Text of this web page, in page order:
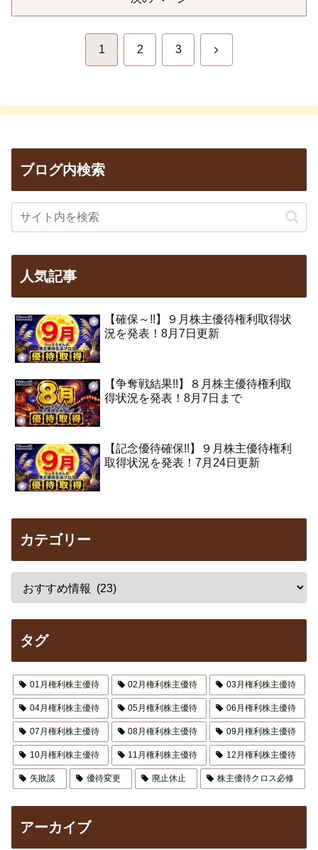
1 2 3 次
ブログ内検索
人気記事
【確保～!!】９月株主優待権利取得状
況を発表！8月7日更新
【争奪戦結果!!】８月株主優待権利取
得状況を発表！8月7日まで
【記念優待確保!!】９月株主優待権利
取得状況を発表！7月24日更新
カテゴリー
タグ
01月権利株主優待 02月権利株主優待 03月権利株主優待
04月権利株主優待 05月権利株主優待 06月権利株主優待
07月権利株主優待 08月権利株主優待 09月権利株主優待
10月権利株主優待 11月権利株主優待 12月権利株主優待
失敗談 優待変更 廃止休止 株主優待クロス必修
アーカイブ